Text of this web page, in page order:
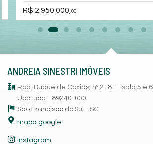
R$ 2.950.000, 00
ANDREIA SINESTRI IMÓVEIS
Rod. Duque de Caxias, nº 2181 - sala 5 e 6
Ubatuba - 89240-000
São Francisco do Sul - SC
mapa google
Instagram